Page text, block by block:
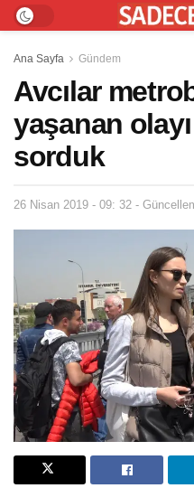
Ana Sayfa Gündem
Avcılar
yaşanan
sorduk
26 Nisan 2019 - 09: 32 -